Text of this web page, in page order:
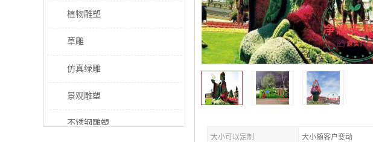
植物雕塑
草雕
仿真绿雕
景观雕塑
不锈钢雕塑
大小可以定制 大小随客户变动